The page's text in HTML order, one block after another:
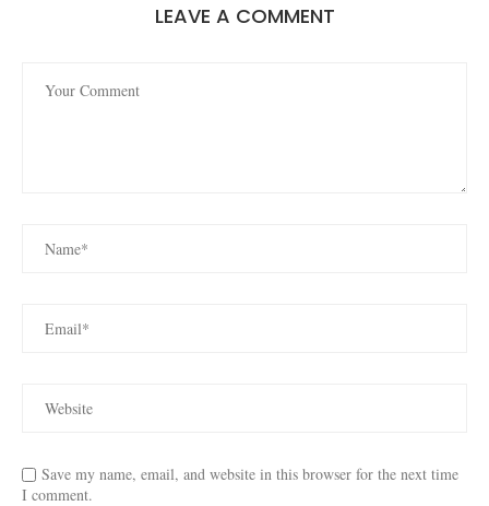
LEAVE A COMMENT
Save my name, email, and website in this browser for the next time
I comment.